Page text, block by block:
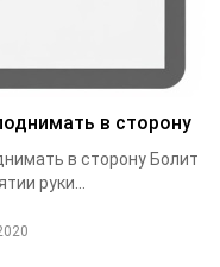
в сторону
в сторону Болит
руки...